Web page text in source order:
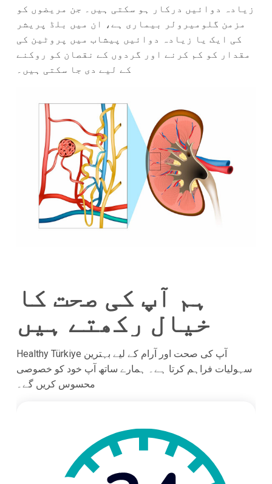
زیادہ دوائیں درکار ہو سکتی ہیں۔ جن مریضوں کو
مزمن گلومیرولر بیماری ہے، ان میں بلڈ پریشر
کی ایک یا زیادہ دوائیں پیشاب میں پروٹین کی
مقدار کو کم کرنے اور گردوں کے نقصان کو روکنے
کے لیے دی جا سکتی ہیں۔
ہم آپ کی صحت کا
خیال رکھتے ہیں
Healthy Türkiye آپ کی صحت اور آرام کے لیے بہترین
سہولیات فراہم کرتا ہے۔ ہمارے ساتھ آپ خود کو خصوصی
محسوس کریں گے۔